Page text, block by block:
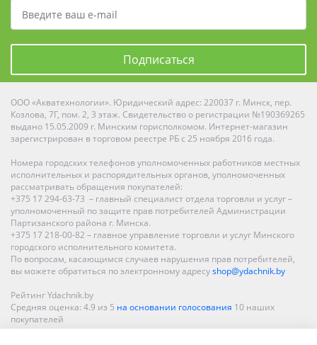
Подписаться
ООО «Акватехнологии». Юридический адрес: 220037 г. Минск, пер.
Козлова, 7Г, пом. 2, 3 этаж. Свидетельство о регистрации №190369265
выдано 15.05.2009 г. Минским горисполкомом. Интернет-магазин
зарегистрирован в торговом реестре РБ с 25 ноября 2016 года.
Номера городских телефонов уполномоченных работников местных
исполнительных и распорядительных органов, уполномоченных
рассматривать обращения покупателей:
+375 17 294-63-73 – главный специалист отдела торговли и услуг –
уполномоченный по защите прав потребителей Администрации
Партизанского района г. Минска.
+375 17 218-00-82 – главное управление торговли и услуг Минского
городского исполнительного комитета.
По вопросам, касающимся случаев нарушения прав потребителей,
вы можете обратиться по электронному адресуshop@ydachnik.by
Рейтинг Ydachnik.by
Средняя оценка: 4.9 из 5 на основании голосования 10 наших
покупателей